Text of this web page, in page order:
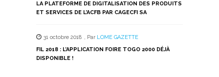
LA PLATEFORME DE DIGITALISATION DES PRODUITS
ET SERVICES DE L’ACFB PAR CAGECFI SA
31 octobre 2018 , Par LOME GAZETTE
FIL 2018 : L’APPLICATION FOIRE TOGO 2000 DÉJÀ
DISPONIBLE !